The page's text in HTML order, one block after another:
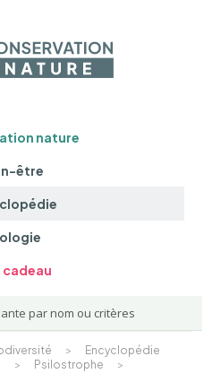
nature
être
cadeau
par nom ou critères
>
Encyclopédie
> Psilostrophe
>